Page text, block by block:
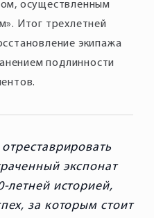
осуществленным
Итог трехлетней
экипажа
подлинности
экспонат
летней историей,
за которым стоит